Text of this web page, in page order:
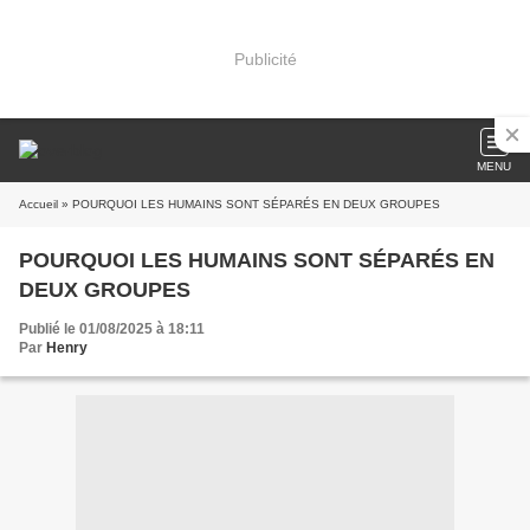
Publicité
MENU
Accueil » POURQUOI LES HUMAINS SONT SÉPARÉS EN DEUX GROUPES
POURQUOI LES HUMAINS SONT SÉPARÉS EN
DEUX GROUPES
Publié le 01/08/2025 à 18:11
Par Henry